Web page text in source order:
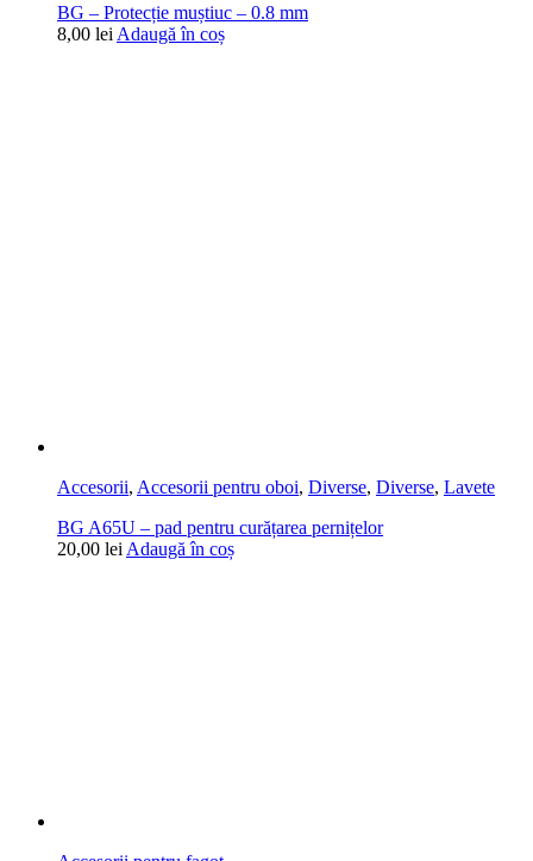
BG – Protecție muștiuc – 0.8 mm
8,00 lei Adaugă în coș
Accesorii, Accesorii pentru oboi, Diverse, Diverse, Lavete
BG A65U – pad pentru curățarea pernițelor
20,00 lei Adaugă în coș